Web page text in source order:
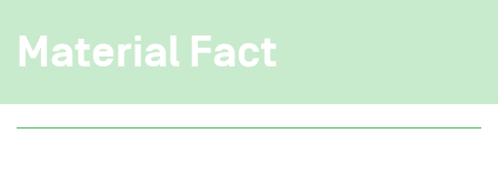
Material Fact